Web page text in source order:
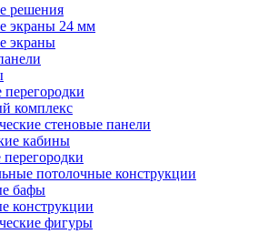
решения
экраны 24 мм
экраны
комплекс
стеновые панели
кабины
потолочные конструкции
бафы
конструкции
фигуры